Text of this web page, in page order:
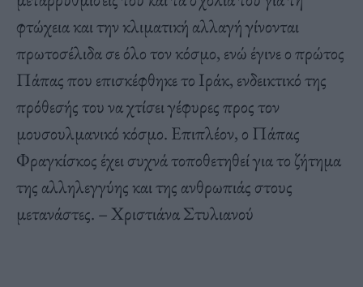
φτώχεια και την κλιματική αλλαγή γίνονται
πρωτοσέλιδα σε όλο τον κόσμο, ενώ έγινε ο πρώτος
Πάπας που επισκέφθηκε το Ιράκ, ενδεικτικό της
πρόθεσής του να χτίσει γέφυρες προς τον
μουσουλμανικό κόσμο. Επιπλέον, ο Πάπας
Φραγκίσκος έχει συχνά τοποθετηθεί για το ζήτημα
της αλληλεγγύης και της ανθρωπιάς στους
μετανάστες. – Χριστιάνα Στυλιανού